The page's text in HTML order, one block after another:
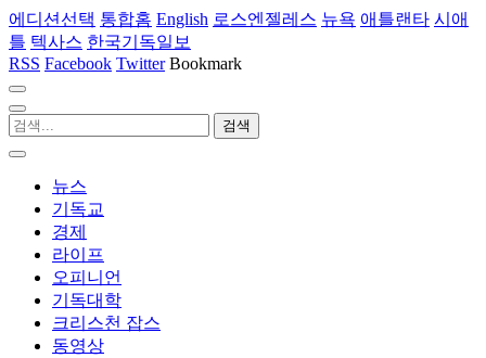
에디션선택 통합홈 English 로스엔젤레스 뉴욕 애틀랜타 시애
틀 텍사스 한국기독일보
RSS Facebook Twitter Bookmark
뉴스
기독교
경제
라이프
오피니언
기독대학
크리스천 잡스
동영상